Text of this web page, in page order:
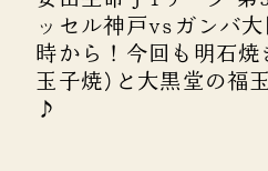
ッセル神戸vsガンバ
時から！今回も明石焼
玉子焼)と大黒堂の福
♪